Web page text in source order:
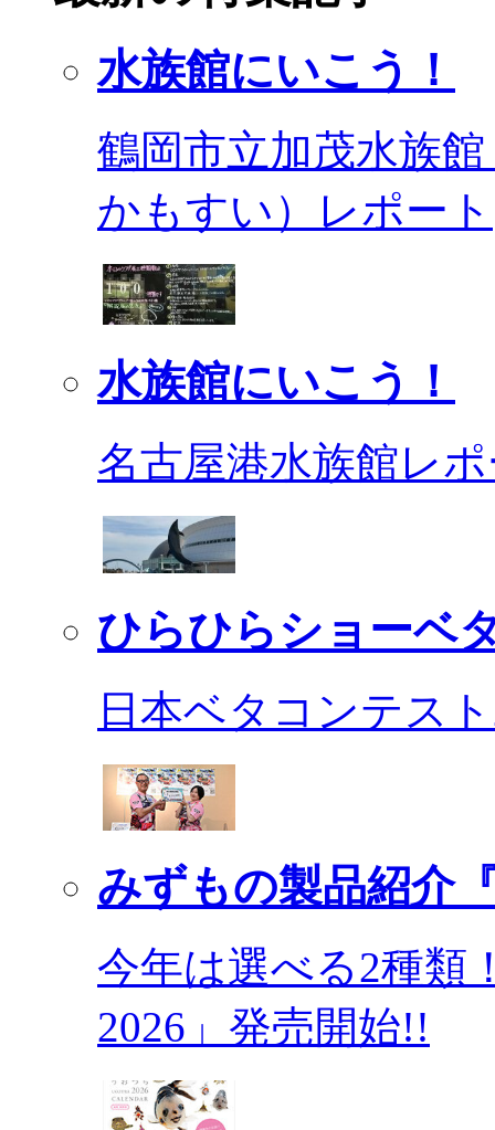
水族館にいこう！
鶴岡市立加茂水族
かもすい）レポート
水族館にいこう！
名古屋港水族館レ
ひらひらショーベ
日本ベタコンテス
みずもの製品紹介
今年は選べる2種類
2026」発売開始!!